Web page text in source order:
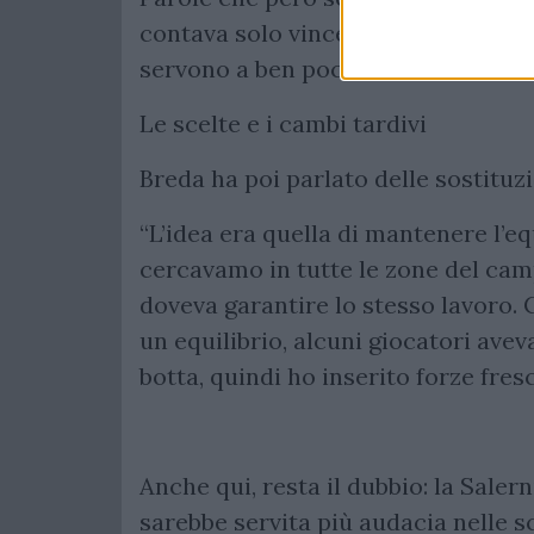
contava solo vincere, perché i
servono a ben poco.
Le scelte e i cambi tardivi
Breda ha poi parlato delle
“L’idea era quella di mantenere
cercavamo in tutte le zone del
doveva garantire lo stesso lavoro.
un equilibrio, alcuni giocatori
botta, quindi ho inserito forze
Anche qui, resta il dubbio: la
sarebbe servita più audacia nelle